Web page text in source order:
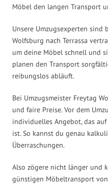
Möbel den langen Transport
Unsere Umzugsexperten sind
Wolfsburg nach Terrassa
um deine Möbel schnell und
planen den Transport
reibungslos abläuft.
Bei Umzugsmeister Freytag
und faire Preise. Vor dem
individuelles Angebot, das
ist. So kannst du genau
Überraschungen.
Also zögere nicht länger und
günstigen Möbeltransport